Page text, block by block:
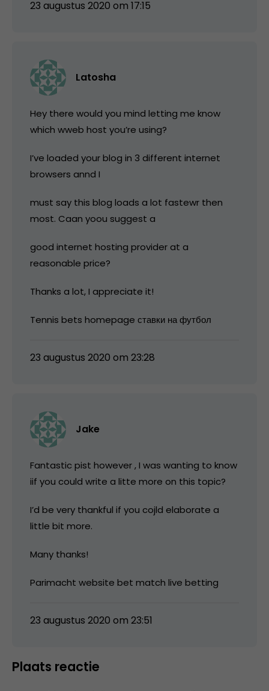
23 augustus 2020 om 17:15
Latosha
Hey there would you mind letting me know
which wweb host you’re using?
I’ve loaded your blog in 3 different internet
browsers annd I
must say this blog loads a lot fastewr then
most. Caan yoou suggest a
good internet hosting provider at a
reasonable price?
Thanks a lot, I appreciate it!
Tennis bets homepage ставки на футбол
23 augustus 2020 om 23:28
Jake
Fantastic pist however , I was wanting to know
iif you could write a litte more on this topic?
I’d be very thankful if you cojld elaborate a
little bit more.
Many thanks!
Parimacht website bet match live betting
23 augustus 2020 om 23:51
Plaats reactie